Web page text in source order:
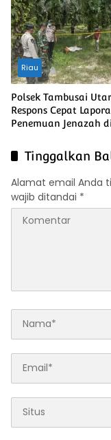
Nasional
Riau
Polsek Tambusai
Respons Cepat
Penemuan Jenazah di
Tinggalkan
Alamat email Anda
wajib ditandai *